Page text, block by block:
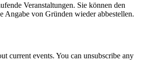
Veranstaltungen. Sie können den
Angabe von Gründen wieder abbestellen.
current events. You can unsubscribe any